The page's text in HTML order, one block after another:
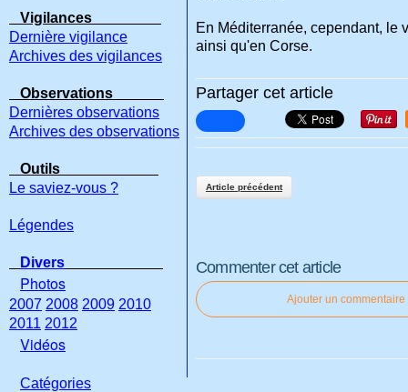
En Méditerranée, cependant, le
ainsi qu'en Corse.
Partager cet article
Article précédent
Commenter cet article
Ajouter un commentaire
Vigilances
Dernière vigilance
Archives des vigilances
Observations
Dernières observations
Archives des observations
Outils
Le saviez-vous ?
Légendes
Divers
Photos
2007 2008 2009 2010
2011 2012
Vidéos
Catégories